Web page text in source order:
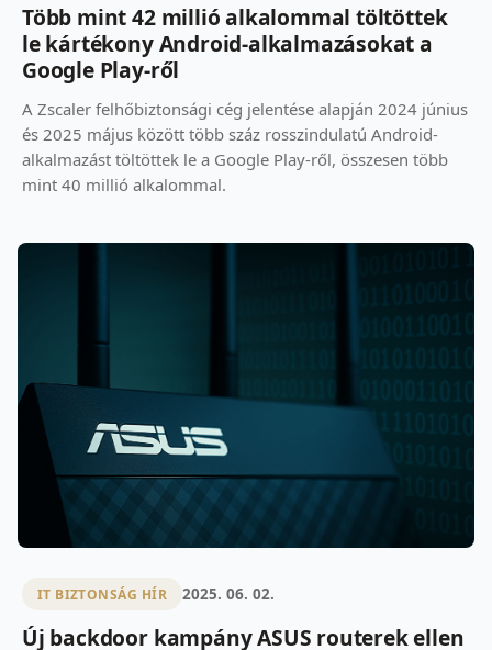
Több mint 42 millió alkalommal töltöttek
le kártékony Android-alkalmazásokat a
Google Play-ről
A Zscaler felhőbiztonsági cég jelentése alapján 2024 június
és 2025 május között több száz rosszindulatú Android-
alkalmazást töltöttek le a Google Play-ről, összesen több
mint 40 millió alkalommal.
IT BIZTONSÁG HÍR 2025. 06. 02.
Új backdoor kampány ASUS routerek ellen